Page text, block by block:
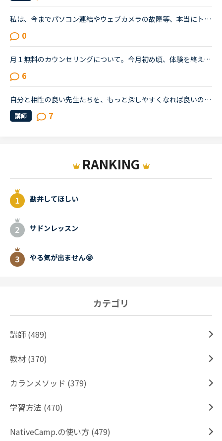
私は、今までパソコン連結やウェブカメラの故障等、本当にトラブルがいっぱいで・・・でも、ネイティブキャンプの方々から、たった一度も気分の悪い対応を受けたことがありません。買ったばかりのウェブカメラ故...
0
月１無料のカウンセリングについて。今月初め頃、体験を終えて正式に入会しました。小１の子供ですが、プリスクールに通っていたのでそこそこ話せます。が、子供なので果してどこまで文法など理解しているのかわ...
6
自分と相性の良い先生たちを、もっと探しやすくなれば良いのにな、と感じています。・先生の得意な教材、もしくはお気に入りの教材を3つくらい太文字で表示してほしい。「このテキスト、はじめて」と言う先生との...
講師 7
RANKING
勘弁してほしい
サドンレッスン
やる気が出ません😭
カテゴリ
講師 (489)
教材 (370)
カランメソッド (379)
学習方法 (470)
NativeCamp.の使い方 (479)